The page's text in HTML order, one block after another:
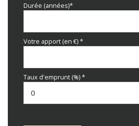
Durée (années)*
Votre apport (en €) *
Taux d'emprunt (%) *